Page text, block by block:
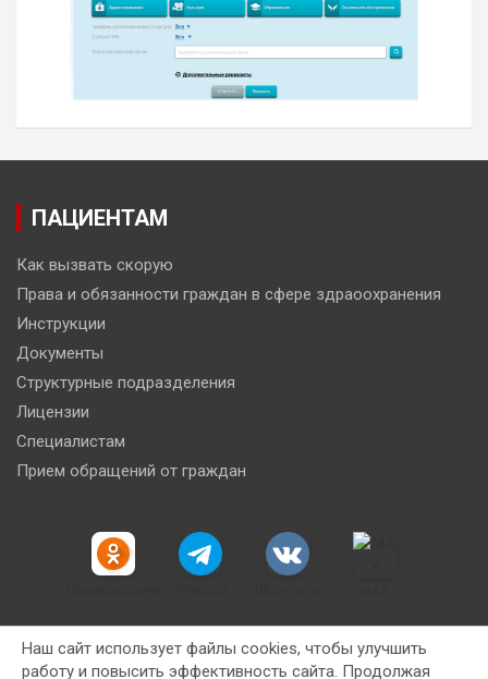
ПАЦИЕНТАМ
Как вызвать скорую
Права и обязанности граждан в сфере здраоохранения
Инструкции
Документы
Структурные подразделения
Лицензии
Специалистам
Прием обращений от граждан
Наш сайт использует файлы cookies, чтобы улучшить
работу и повысить эффективность сайта. Продолжая